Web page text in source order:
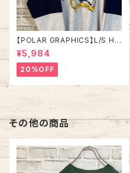
【POLAR GRAPHICS】L/S Hal
fZip Sweat XL Made in US
A 90s “ALASKA” スーベニア
ハーフジップスウェット トレーナ
ー アラスカ お土産モノ vintag
e ヴィンテージ アメリカ USA
¥5,984
20%OFF
その他の商品